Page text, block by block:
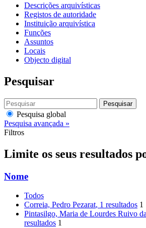
Descrições arquivísticas
Registos de autoridade
Instituição arquivística
Funções
Assuntos
Locais
Objecto digital
Pesquisar
Pesquisar
Pesquisa global
Pesquisa avançada »
Filtros
Limite os seus resultados
Nome
Todos
Correia, Pedro Pezarat, 1 resultados 1
Pintasilgo, Maria de Lourdes Ruivo
resultados 1